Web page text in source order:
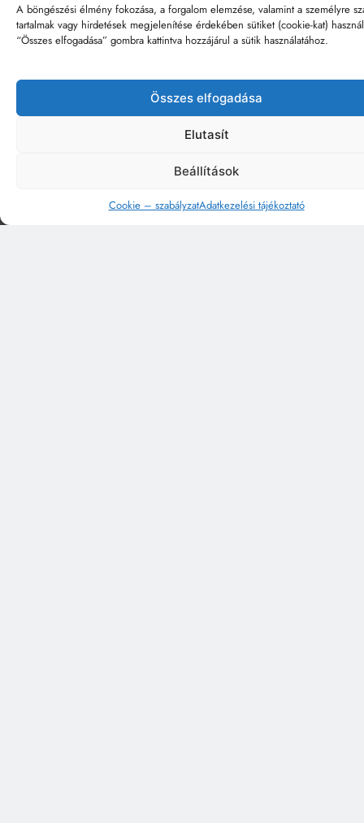
A böngészési élmény fokozása, a forgalom elemzése, valamint a személyre
tartalmak vagy hirdetések megjelenítése érdekében sütiket (cookie-kat)
“Összes elfogadása” gombra kattintva hozzájárul a sütik használatához.
Összes elfogadása
Elutasít
Beállítások
Cookie – szabályzatAdatkezelési tájékoztató